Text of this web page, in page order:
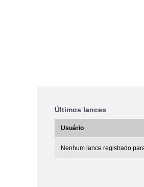
Últimos lances
Usuário
Nenhum lance registrado